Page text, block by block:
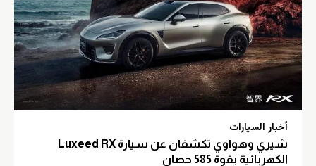
أخبار السيارات
شيري وهواوي تكشفان عن سيارة Luxeed RX
الكهربائية بقوة 585 حصان